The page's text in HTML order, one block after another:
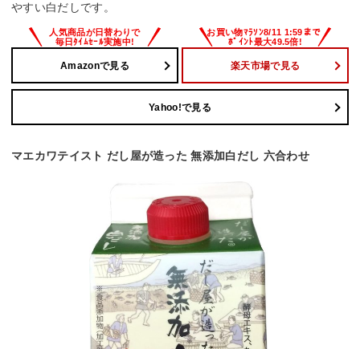
やすい白だしです。
Amazonで見る 楽天市場で見る
Yahoo!で見る
マエカワテイスト だし屋が造った 無添加白だし 六合わせ